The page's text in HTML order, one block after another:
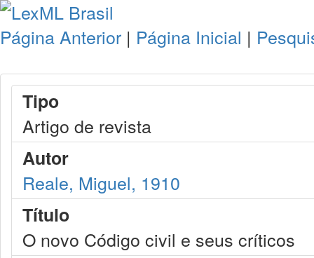
Página Anterior | Página Inicial |
Tipo
Artigo de revista
Autor
Reale, Miguel, 1910
Título
O novo Código civil e seus críticos